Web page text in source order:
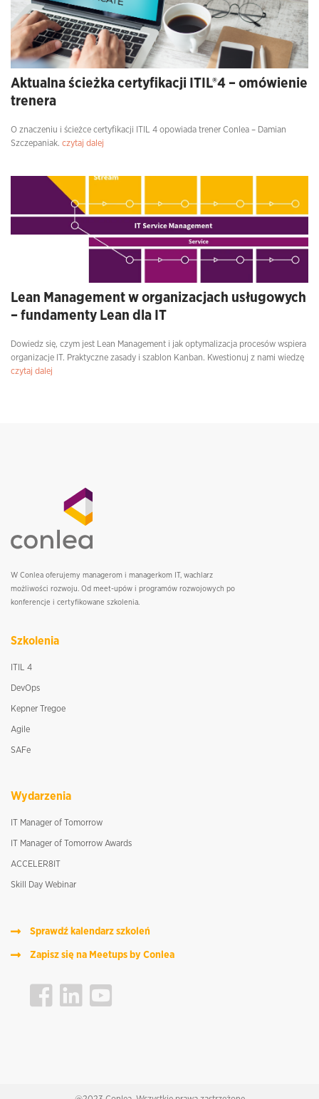
Aktualna ścieżka certyfikacji ITIL®4 – omówienie
trenera
O znaczeniu i ścieżce certyfikacji ITIL 4 opowiada trener Conlea – Damian
Szczepaniak. czytaj dalej
Lean Management w organizacjach usługowych
– fundamenty Lean dla IT
Dowiedz się, czym jest Lean Management i jak optymalizacja procesów wspiera
organizacje IT. Praktyczne zasady i szablon Kanban. Kwestionuj z nami wiedzę
czytaj dalej
W Conlea oferujemy managerom i managerkom IT, wachlarz
możliwości rozwoju. Od meet-upów i programów rozwojowych po
konferencje i certyfikowane szkolenia.
Szkolenia
ITIL 4
DevOps
Kepner Tregoe
Agile
SAFe
Wydarzenia
IT Manager of Tomorrow
IT Manager of Tomorrow Awards
ACCELER8IT
Skill Day Webinar
Sprawdź kalendarz szkoleń
Zapisz się na Meetups by Conlea